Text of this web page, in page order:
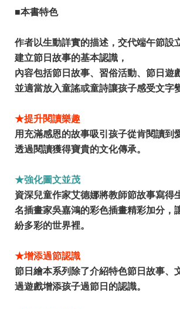
■本書特色
作者以生動詳實的描述，交代端午節設
建立節日故事的基本認識，
內容包括節日故事、習俗活動、節日遊
並適當放入童謠或童詩讓孩子感受文字
★提升閱讀樂趣
用充滿感恩的故事吸引孩子從肯閱讀到
透過閱讀獲得寶貴的文化傳承。
★強化圖文並茂
資深兒童作家艾德娜將教師節故事寫得
名插畫家吳嘉鴻的彩色插畫精彩加分，
紛多彩的世界裡。
★增添過節認識
節日繪本系列除了介紹特色節日故事、
過遊戲增添孩子過節日的認識。